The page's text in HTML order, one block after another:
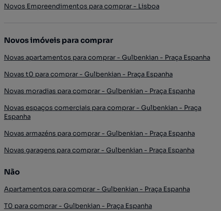
Novos Empreendimentos para comprar - Lisboa
Novos imóveis para comprar
Novas apartamentos para comprar - Gulbenkian - Praça Espanha
Novas t0 para comprar - Gulbenkian - Praça Espanha
Novas moradias para comprar - Gulbenkian - Praça Espanha
Novas espaços comerciais para comprar - Gulbenkian - Praça
Espanha
Novas armazéns para comprar - Gulbenkian - Praça Espanha
Novas garagens para comprar - Gulbenkian - Praça Espanha
Não
Apartamentos para comprar - Gulbenkian - Praça Espanha
T0 para comprar - Gulbenkian - Praça Espanha